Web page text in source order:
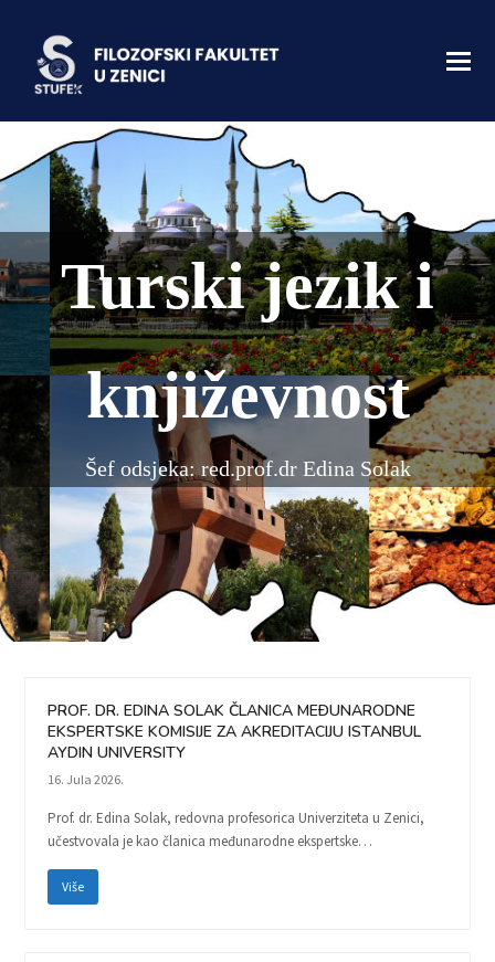
Turski jezik i
književnost
Šef odsjeka: red.prof.dr Edina Solak
PROF. DR. EDINA SOLAK ČLANICA MEÐUNARODNE
EKSPERTSKE KOMISIJE ZA AKREDITACIJU ISTANBUL
AYDIN UNIVERSITY
16. Jula 2026.
Prof. dr. Edina Solak, redovna profesorica Univerziteta u Zenici,
učestvovala je kao članica međunarodne ekspertske…
Više